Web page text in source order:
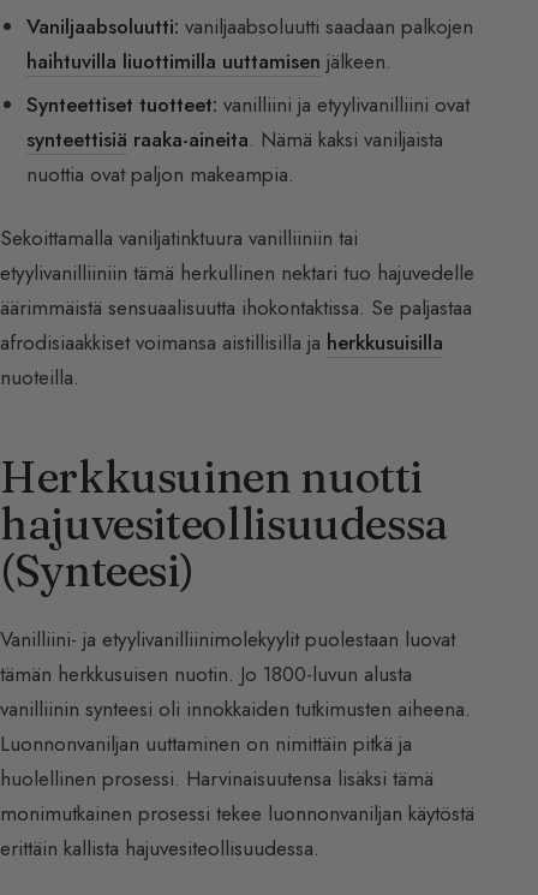
Vaniljaabsoluutti: vaniljaabsoluutti saadaan palkojen
haihtuvilla liuottimilla uuttamisen jälkeen.
Synteettiset tuotteet: vanilliini ja etyylivanilliini ovat
synteettisiä raaka-aineita. Nämä kaksi vaniljaista
nuottia ovat paljon makeampia.
Sekoittamalla vaniljatinktuura vanilliiniin tai
etyylivanilliiniin tämä herkullinen nektari tuo hajuvedelle
äärimmäistä sensuaalisuutta ihokontaktissa. Se paljastaa
afrodisiaakkiset voimansa aistillisilla ja herkkusuisilla
nuoteilla.
Herkkusuinen nuotti
hajuvesiteollisuudessa
(Synteesi)
Vanilliini- ja etyylivanilliinimolekyylit puolestaan luovat
tämän herkkusuisen nuotin. Jo 1800-luvun alusta
vanilliinin synteesi oli innokkaiden tutkimusten aiheena.
Luonnonvaniljan uuttaminen on nimittäin pitkä ja
huolellinen prosessi. Harvinaisuutensa lisäksi tämä
monimutkainen prosessi tekee luonnonvaniljan käytöstä
erittäin kallista hajuvesiteollisuudessa.